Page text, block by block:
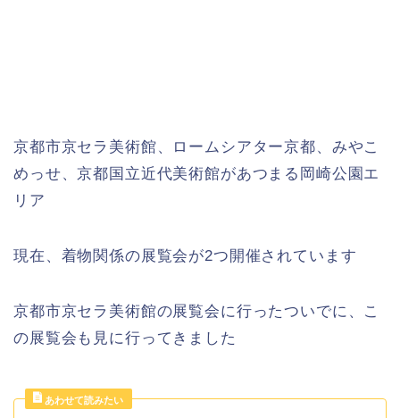
京都市京セラ美術館、ロームシアター京都、みやこ
めっせ、京都国立近代美術館があつまる岡崎公園エ
リア
現在、着物関係の展覧会が2つ開催されています
京都市京セラ美術館の展覧会に行ったついでに、こ
の展覧会も見に行ってきました